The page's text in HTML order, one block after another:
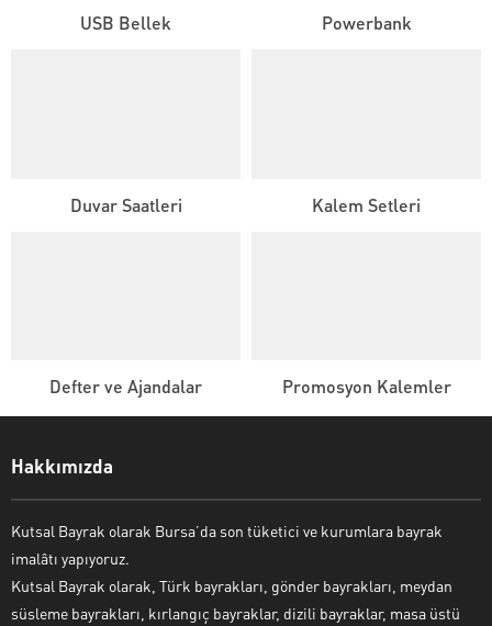
USB Bellek Powerbank
Duvar Saatleri Kalem Setleri
Defter ve Ajandalar Promosyon Kalemler
Hakkımızda
Kutsal Bayrak olarak Bursa’da son tüketici ve kurumlara bayrak
imalâtı yapıyoruz.
Kutsal Bayrak olarak, Türk bayrakları, gönder bayrakları, meydan
süsleme bayrakları, kırlangıç bayraklar, dizili bayraklar, masa üstü